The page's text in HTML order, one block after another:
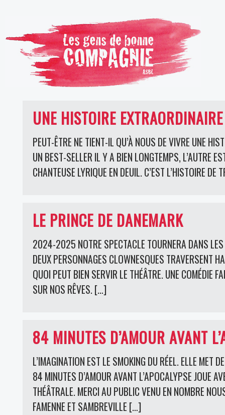
UNE HISTOIRE EXTRAORDINAIRE
PEUT-ÊTRE NE TIENT-IL QU’À NOUS DE VIVRE UNE
UN BEST-SELLER IL Y A BIEN LONGTEMPS, L’AUTRE
CHANTEUSE LYRIQUE EN DEUIL. C’EST L’HISTOIRE
LE PRINCE DE DANEMARK
2024-2025 NOTRE SPECTACLE TOURNERA DANS
DEUX PERSONNAGES CLOWNESQUES TRAVERSENT
QUOI PEUT BIEN SERVIR LE THÉÂTRE. UNE COMÉDIE
SUR NOS RÊVES. […]
84 MINUTES D’AMOUR AVANT
L’IMAGINATION EST LE SMOKING DU RÉEL. ELLE MET
84 MINUTES D’AMOUR AVANT L’APOCALYPSE JOUE
THÉÂTRALE. MERCI AU PUBLIC VENU EN NOMBRE
FAMENNE ET SAMBREVILLE […]